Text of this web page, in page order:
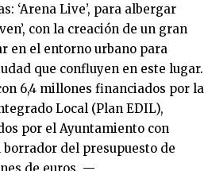
‘Arena Live’, para albergar
con la creación de un gran
en el entorno urbano para
que confluyen en este lugar.
6,4 millones financiados por la
Local (Plan EDIL),
por el Ayuntamiento con
del presupuesto de
de euros. —